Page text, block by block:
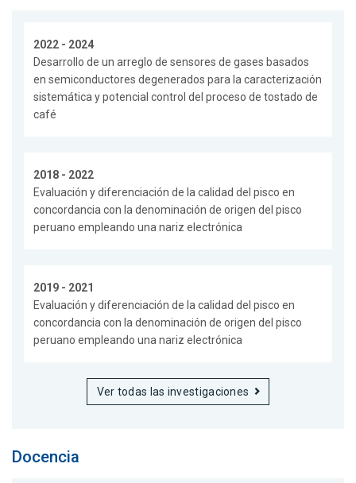
2022 - 2024
Desarrollo de un arreglo de sensores de gases basados
en semiconductores degenerados para la caracterización
sistemática y potencial control del proceso de tostado de
café
2018 - 2022
Evaluación y diferenciación de la calidad del pisco en
concordancia con la denominación de origen del pisco
peruano empleando una nariz electrónica
2019 - 2021
Evaluación y diferenciación de la calidad del pisco en
concordancia con la denominación de origen del pisco
peruano empleando una nariz electrónica
Ver todas las investigaciones
Docencia